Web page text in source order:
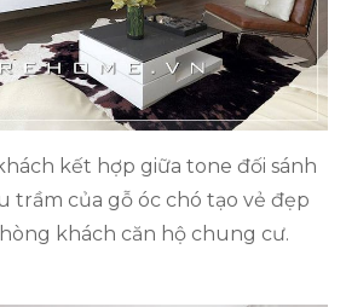
kết hợp giữa tone đối sánh
trầm của gỗ óc chó tạo vẻ đẹp
khách căn hộ chung cư.